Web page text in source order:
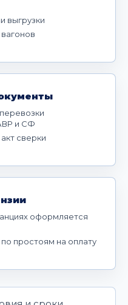
выгрузки
и СФ
сверки
оформляется
простоям на оплату